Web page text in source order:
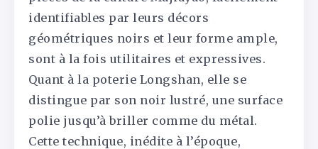
identifiables par leurs décors
géométriques noirs et leur forme ample,
sont à la fois utilitaires et expressives.
Quant à la poterie Longshan, elle se
distingue par son noir lustré, une surface
polie jusqu’à briller comme du métal.
Cette technique, inédite à l’époque,